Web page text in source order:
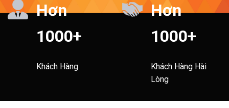
Hơn
1000+
Khách Hàng
Hơn
1000+
Khách Hàng Hài
Lòng